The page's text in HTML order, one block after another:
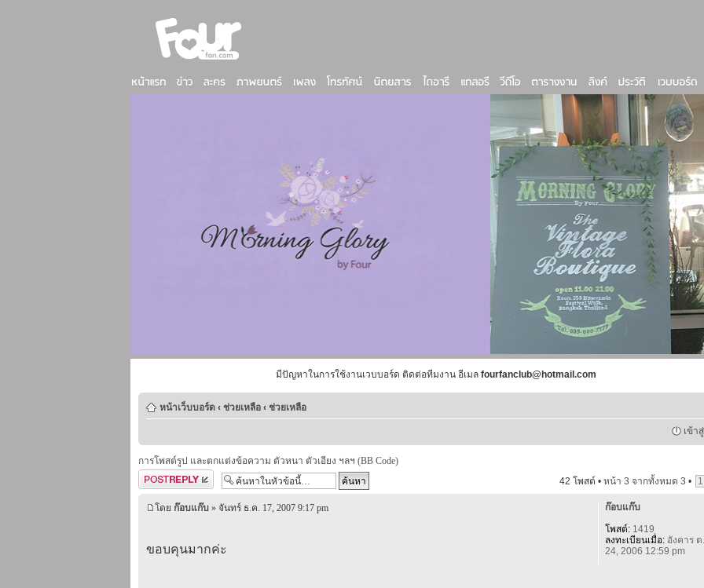
มีปัญหาในการใช้งานเวบบอร์ด ติดต่อทีมงาน อีเมล fourfanclub@hotmail.com
หน้าเว็บบอร์ด ‹ ช่วยเหลือ ‹ ช่วยเหลือ
เข้า
การโพสต์รูป และตกแต่งข้อความ ตัวหนา ตัวเอียง ฯลฯ (BB Code)
ตอบกระทู้
42 โพสต์ • หน้า 3 จากทั้งหมด 3 • 1
โดย ก๊อบแก๊บ » จันทร์ ธ.ค. 17, 2007 9:17 pm
ขอบคุนมากค่ะ
ก๊อบแก๊บ
โพสต์:1419
ลงทะเบียนเมื่อ:อังคาร ต
24, 2006 12:59 pm